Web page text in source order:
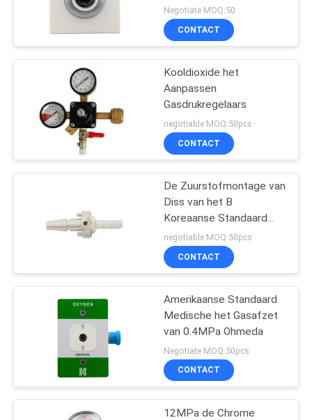
Medische Bed
Hoofdeenheid
1
De Regelgever van
zuurstofdebietmeter
met
Luchtbevochtiger
6
Debietmeter met
Luchtbevochtiger
Standaardzuurstof in het
Ziekenhuis
Negotiate MOQ:50
CONTACT
Kooldioxide het
Aanpassen
Gasdrukregelaars
negotiable MOQ:50pcs
CONTACT
De Zuurstofmontage van
Diss van het B
Koreaanse Standaard
Medische Gas
negotiable MOQ:50pcs
CONTACT
Amerikaanse Standaard
Medische het Gasafzet
van 0.4MPa Ohmeda
Negotiate MOQ:50pcs
CONTACT
12MPa de Chrome